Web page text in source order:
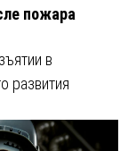
пожара
в
развития